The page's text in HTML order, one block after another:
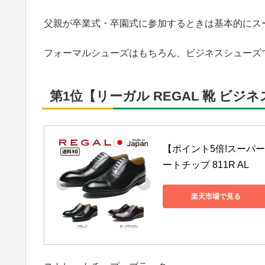
父親が卒業式・卒園式に参加するときは基本的に
フォーマルシューズはもちろん、ビジネスシュー
第1位【リーガル REGAL 靴 ビジネ
【ポイント5倍!スーパ
ートチップ 811R AL
楽天市場で見る